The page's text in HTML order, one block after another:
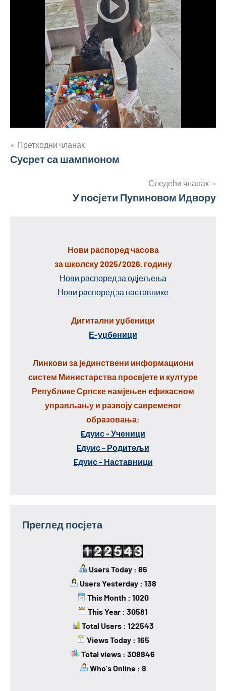
Кретање
чланка
Претходни чланак
Сусрет са шампионом
Следећи чланак
У посјети Пупиновом Идвору
Нови распоред часова
за школску 2025/2026. годину
Нови распоред за одјељења
Нови распоред за наставнике
Дигитални уџбеници
Е-уџбеници
Линкови за јединствени информациони
систем Министарства просвјете и културе
Републике Српске намјењен ефикасном
управљању и развоју савременог
образовања:
Eдуис - Ученици
Eдуис - Родитељи
Eдуис - Наставници
Преглед посјета
Users Today : 86
Users Yesterday : 138
This Month : 1020
This Year : 30581
Total Users : 122543
Views Today : 165
Total views : 308846
Who's Online : 8